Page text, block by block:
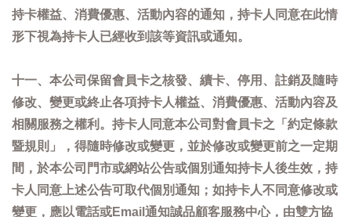
持卡權益、消費優惠、活動內容的通知，持卡人同意在此情
形下視為持卡人已經收到該等資訊或通知。
十一、本公司保留會員卡之核發、續卡、停用、註銷及隨時
修改、變更或終止各項持卡人權益、消費優惠、活動內容及
相關服務之權利。持卡人同意本公司對會員卡之「約定條款
暨規則」，得隨時修改或變更，並於修改或變更前之一定期
間，於本公司門市或網站公告或個別通知持卡人後生效，持
卡人同意上述公告可取代個別通知；如持卡人不同意修改或
變更，應以電話或Email通知誠品顧客服務中心，由雙方協